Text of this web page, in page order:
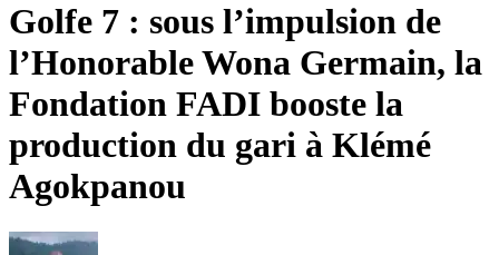
Golfe 7 : sous l’impulsion de
l’Honorable Wona Germain, la
Fondation FADI booste la
production du gari à Klémé
Agokpanou